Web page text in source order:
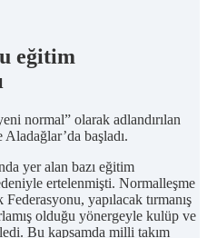
eğitim
normal” olarak adlandırılan
başladı.
yer alan bazı eğitim
ertelenmişti. Normalleşme
yapılacak tırmanış
olduğu yönergeyle kulüp ve
Bu kapsamda milli takım